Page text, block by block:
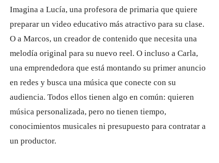
Imagina a Lucía, una profesora de primaria que quiere
preparar un video educativo más atractivo para su clase.
O a Marcos, un creador de contenido que necesita una
melodía original para su nuevo reel. O incluso a Carla,
una emprendedora que está montando su primer anuncio
en redes y busca una música que conecte con su
audiencia. Todos ellos tienen algo en común: quieren
música personalizada, pero no tienen tiempo,
conocimientos musicales ni presupuesto para contratar a
un productor.